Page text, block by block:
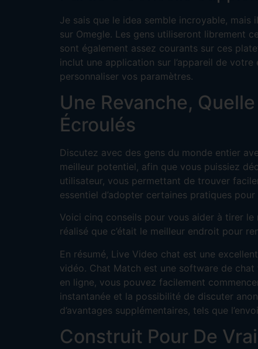
Je sais que le idea semble incroyable, mais
sur Omegle. Les gens utiliseront librement
sont également assez courants sur ces
inclut une application sur l’appareil de
personnaliser vos paramètres.
Une Revanche,
Écroulés
Discutez avec des gens du monde entier
meilleur potentiel, afin que vous puissiez
utilisateur, vous permettant de trouver
essentiel d’adopter certaines pratiques
Voici cinq conseils pour vous aider à tirer le
réalisé que c’était le meilleur endroit pour
En résumé, Live Video chat est une
vidéo. Chat Match est une software de
en ligne, vous pouvez facilement
instantanée et la possibilité de discuter
d’avantages supplémentaires, tels que
Construit Pour De